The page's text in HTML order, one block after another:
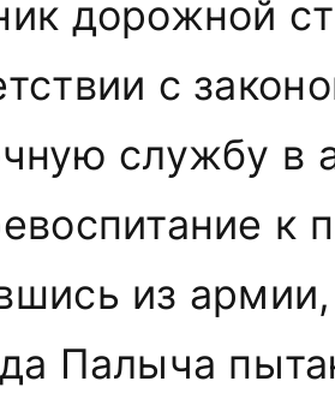
дорожной
с
службу
к
из
Палыча